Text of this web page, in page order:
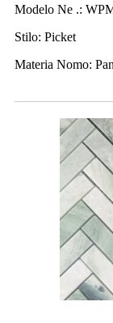
Modelo Ne .:
Stilo: Picket
Materia Nomo: